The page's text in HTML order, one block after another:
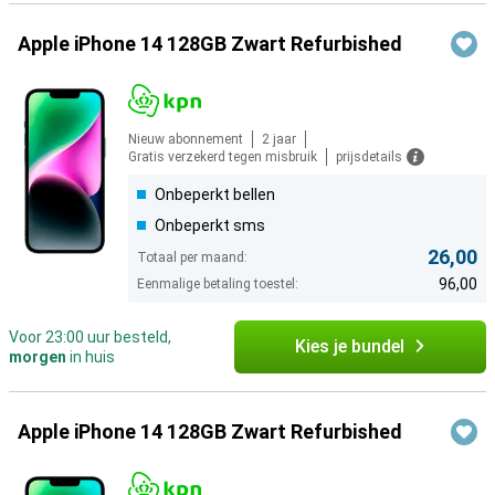
Apple iPhone 14 128GB Zwart Refurbished
Nieuw abonnement
2 jaar
Gratis verzekerd tegen misbruik
prijsdetails
Onbeperkt bellen
Onbeperkt sms
Totaal per maand: 26,00
Eenmalige betaling toestel: 96,00
Voor 23:00 uur besteld,
morgen in huis Kies je bundel
Apple iPhone 14 128GB Zwart Refurbished